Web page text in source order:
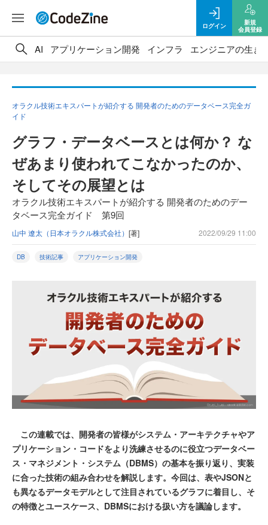
ログイン
新規
会員登録
AI アプリケーション開発 インフラ エンジニアの生き
オラクル技術エキスパートが紹介する 開発者のためのデータベース完全ガ
イド
グラフ・データベースとは何か？ な
ぜあまり使われてこなかったのか、
そしてその展望とは
オラクル技術エキスパートが紹介する 開発者のためのデー
タベース完全ガイド 第9回
山中 遼太（日本オラクル株式会社） [著] 2022/09/29 11:00
DB 技術記事 アプリケーション開発
この連載では、開発者の皆様がシステム・アーキテクチャやア
プリケーション・コードをより洗練させるのに役立つデータベー
ス・マネジメント・システム（DBMS）の基本を振り返り、実装
に合った技術の組み合わせを解説します。今回は、表やJSONと
も異なるデータモデルとして注目されているグラフに着目し、そ
の特徴とユースケース、DBMSにおける扱い方を議論します。